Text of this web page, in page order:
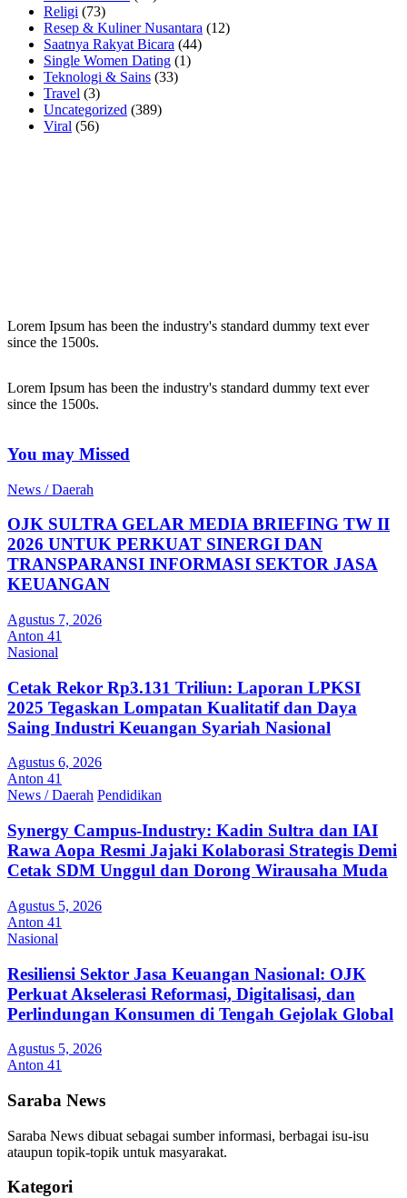
Religi (73)
Resep & Kuliner Nusantara (12)
Saatnya Rakyat Bicara (44)
Single Women Dating (1)
Teknologi & Sains (33)
Travel (3)
Uncategorized (389)
Viral (56)
Lorem Ipsum has been the industry's standard dummy text ever
since the 1500s.
Lorem Ipsum has been the industry's standard dummy text ever
since the 1500s.
You may Missed
News / Daerah
OJK SULTRA GELAR MEDIA BRIEFING TW II
2026 UNTUK PERKUAT SINERGI DAN
TRANSPARANSI INFORMASI SEKTOR JASA
KEUANGAN
Agustus 7, 2026
Anton 41
Nasional
Cetak Rekor Rp3.131 Triliun: Laporan LPKSI
2025 Tegaskan Lompatan Kualitatif dan Daya
Saing Industri Keuangan Syariah Nasional
Agustus 6, 2026
Anton 41
News / Daerah Pendidikan
Synergy Campus-Industry: Kadin Sultra dan IAI
Rawa Aopa Resmi Jajaki Kolaborasi Strategis Demi
Cetak SDM Unggul dan Dorong Wirausaha Muda
Agustus 5, 2026
Anton 41
Nasional
Resiliensi Sektor Jasa Keuangan Nasional: OJK
Perkuat Akselerasi Reformasi, Digitalisasi, dan
Perlindungan Konsumen di Tengah Gejolak Global
Agustus 5, 2026
Anton 41
Saraba News
Saraba News dibuat sebagai sumber informasi, berbagai isu-isu
ataupun topik-topik untuk masyarakat.
Kategori